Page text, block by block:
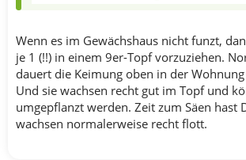
Kann es sein, das die Gurken nicht mehr
Hab sie im Gewächshaus, inmitten von
eingepflanzt. 2 Samen auf ein Pflanzloch.
Wenn es im Gewächshaus nicht funzt,
je 1 (!!) in einem 9er-Topf vorzuziehen.
dauert die Keimung oben in der
Und sie wachsen recht gut im Topf und
umgepflanzt werden. Zeit zum Säen hast
wachsen normalerweise recht flott.